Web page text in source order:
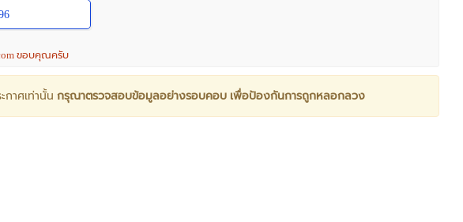
ขอบคุณครับ
กาศเท่านั้น กรุณาตรวจสอบข้อมูลอย่างรอบคอบ เพื่อป้องกันการถูกหลอกลวง